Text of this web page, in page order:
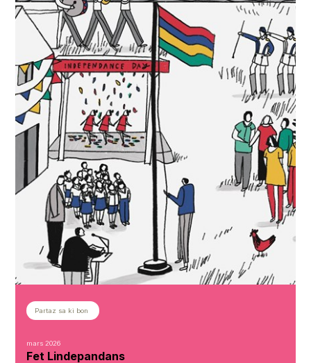
Partaz sa ki bon
mars 2026
Fet Eid
Depuis quelques semaines, Nadil ne rejoint plus ses
l’heure du déjeuner. Il ne mange ni ne boit rien pendant toute
Nadil fait partie des...
Voir plus